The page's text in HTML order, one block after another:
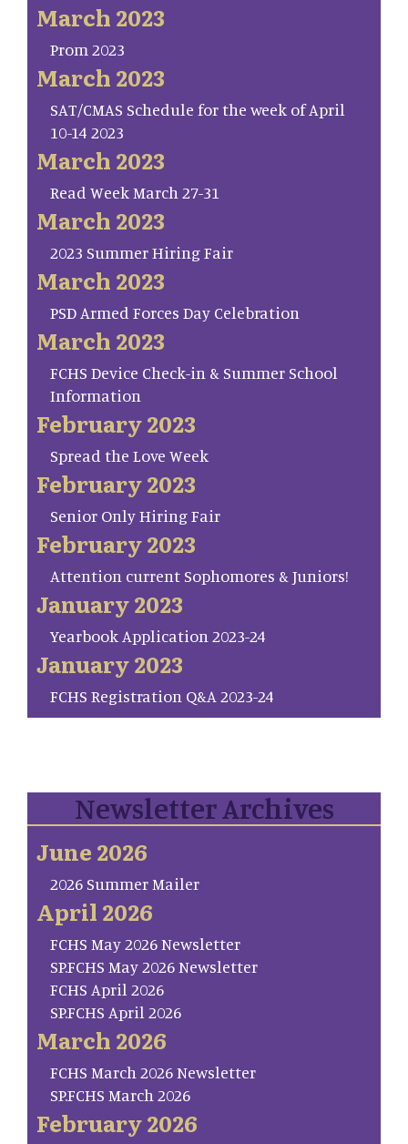
March 2023
Prom 2023
March 2023
SAT/CMAS Schedule for the week of April
10-14 2023
March 2023
Read Week March 27-31
March 2023
2023 Summer Hiring Fair
March 2023
PSD Armed Forces Day Celebration
March 2023
FCHS Device Check-in & Summer School
Information
February 2023
Spread the Love Week
February 2023
Senior Only Hiring Fair
February 2023
Attention current Sophomores & Juniors!
January 2023
Yearbook Application 2023-24
January 2023
FCHS Registration Q&A 2023-24
Newsletter Archives
June 2026
2026 Summer Mailer
April 2026
FCHS May 2026 Newsletter
SP.FCHS May 2026 Newsletter
FCHS April 2026
SP.FCHS April 2026
March 2026
FCHS March 2026 Newsletter
SP.FCHS March 2026
February 2026